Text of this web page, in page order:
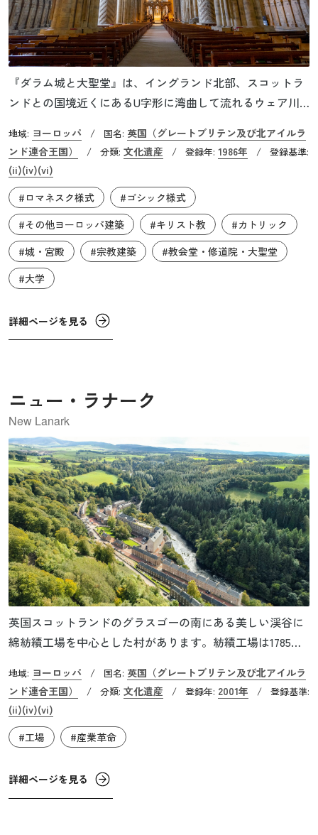
『ダラム城と大聖堂』は、イングランド北部、スコットラ
ンドとの国境近くにあるU字形に湾曲して流れるウェア川
グランド最大のノルマン様式の城で、1072年、ウィリアム1
世がスコットランドの侵攻に備えて築きました。国王はイ
ングランド北部の境界を守る見返りとして、実質的な自治
権を歴代のダラム司教に与え、城での居住を認めました。
それにより、司教は「王子司教」として宗教指導者と世俗
権力の両方を握りました。1837年に城はダラム大学に寄付
され、1840年以降は大学の学生寮として使用されていま
す。
地域: ヨーロッパ / 国名: 英国（グレートブリテン及び北アイルラ
ンド連合王国）
/ 分類: 文化遺産 / 登録年: 1986年 / 登録基準:
(ii)(iv)(vi)
#ロマネスク様式
#ゴシック様式
#その他ヨーロッパ建築
#キリスト教
#カトリック
#城・宮殿
#宗教建築
#教会堂・修道院・大聖堂
#大学
詳細ページを見る
ニュー・ラナーク
New Lanark
英国スコットランドのグラスゴーの南にある美しい渓谷に
綿紡績工場を中心とした村があります。紡績工場は1785年
機を導入し、品質の向上と大量生産を可能にしました。紡
績工場や付属設備の他に、工場労働者のための住宅や諸施
設があります。ここを建設したのは実業家のデヴィッド・
デイルで、その娘婿のロバート・オーウェンの人道主義思
地域: ヨーロッパ / 国名: 英国（グレートブリテン及び北アイルラ
ンド連合王国）
/ 分類: 文化遺産 / 登録年: 2001年 / 登録基準:
(ii)(iv)(vi)
#工場
#産業革命
詳細ページを見る